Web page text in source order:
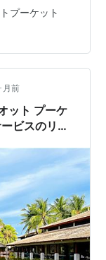
ステーション
ベーカリーコ
夫(主人)さんセ
ヤーショー 毎
プーケット
月前
ット プーケ
ビスのリア